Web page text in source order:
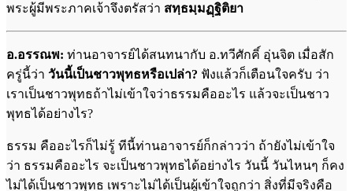
พระผู้มีพระภาคเจ้าจึงตรัสว่า สทฺธมฺมฏฺฐิติยา
อ.อรรณพ: ท่านอาจารย์ได้สนทนากับ อ.ทวีศักคิ์ อุ่นจิต เมื่อสัก
ครู่นี้ว่า วันนี้เป็นชาวพุทธหรือเปล่า? ฟังแล้วก็เตือนใจครับ ว่า
เราเป็นชาวพุทธถ้าไม่เข้าใจว่าธรรมคืออะไร แล้วจะเป็นชาว
พุทธได้อย่างไร?
ธรรม คืออะไรก็ไม่รู้ ทีนี้ท่านอาจารย์ก็กล่าวว่า ถ้ายังไม่เข้าใจ
ว่า ธรรมคืออะไร จะเป็นชาวพุทธได้อย่างไร วันนี้ วันไหนๆ ก็คง
ไม่ได้เป็นชาวพุทธ เพราะไม่ได้เป็นผู้เข้าใจถูกว่า สิ่งที่มีจริงคือ